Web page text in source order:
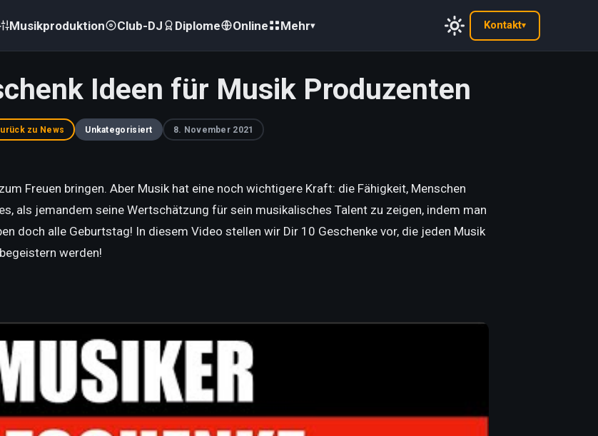
Musikproduktion Club-DJ Diplome Online Mehr▾ Kontakt▾
Ideen für Musik Produzenten
zu News Unkategorisiert 8. November 2021
Freuen bringen. Aber Musik hat eine noch wichtigere Kraft: die Fähigkeit, Menschen
als jemandem seine Wertschätzung für sein musikalisches Talent zu zeigen, indem man
doch alle Geburtstag! In diesem Video stellen wir Dir 10 Geschenke vor, die jeden Musik
werden!